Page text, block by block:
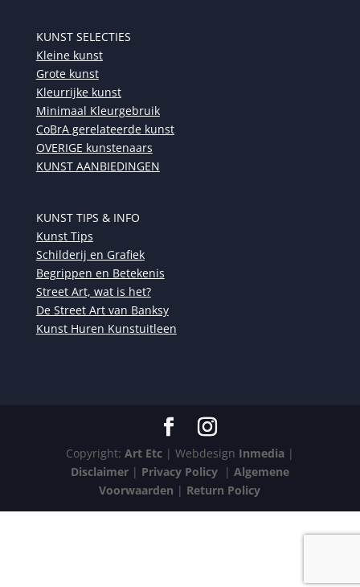
KUNST SELECTIES
Kleine kunst
Grote kunst
Kleurrijke kunst
Minimaal Kleurgebruik
CoBrA gerelateerde kunst
OVERIGE kunstenaars
KUNST AANBIEDINGEN
KUNST TIPS & INFO
Kunst Tips
Schilderij en Grafiek
Begrippen en Betekenis
Street Art, wat is het?
De Street Art van Banksy
Kunst Huren Kunstuitleen
Copyright: Art Etc| Webdesign Inmedia|
Disclaimer| Privacy Policy| Algemene
Voorwaarden | Return Policy